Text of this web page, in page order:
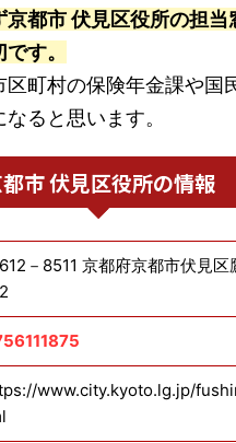
京都市 伏見区役所の担当
す。
区町村の保険年金課や国
ると思います。
市 伏見区役所の情報
－8511 京都府京都市伏見
www.city.kyoto.lg.jp/